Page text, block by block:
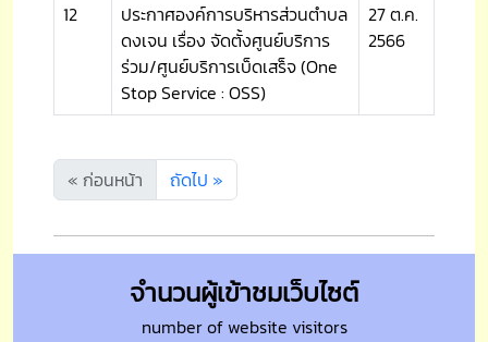
12
ประกาศองค์การบริหารส่วนตำบล
ดงเจน เรื่อง จัดตั้งศูนย์บริการ
ร่วม/ศูนย์บริการเบ็ดเสร็จ (One
Stop Service : OSS)
27 ต.ค.
2566
« ก่อนหน้า ถัดไป »
จำนวนผู้เข้าชมเว็บไซต์
number of website visitors